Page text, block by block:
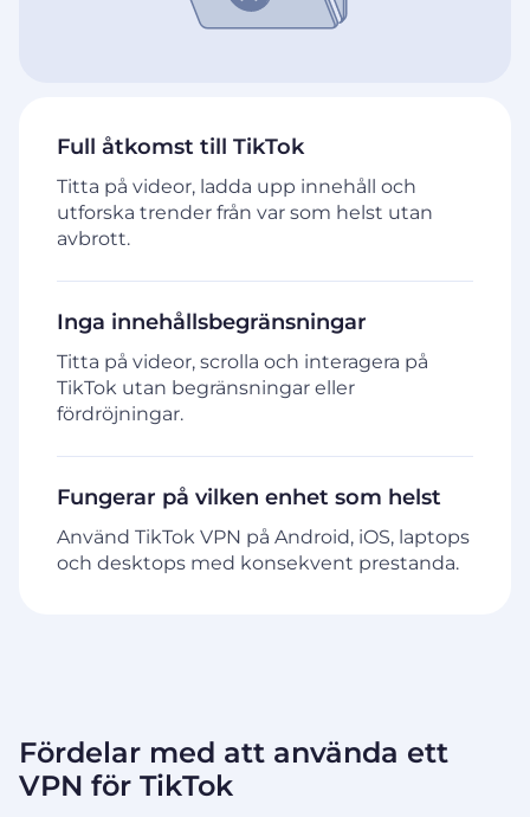
Full åtkomst till TikTok
Titta på videor, ladda upp innehåll och
utforska trender från var som helst utan
avbrott.
Inga innehållsbegränsningar
Titta på videor, scrolla och interagera på
TikTok utan begränsningar eller
fördröjningar.
Fungerar på vilken enhet som helst
Använd TikTok VPN på Android, iOS, laptops
och desktops med konsekvent prestanda.
Fördelar med att använda ett
VPN för TikTok